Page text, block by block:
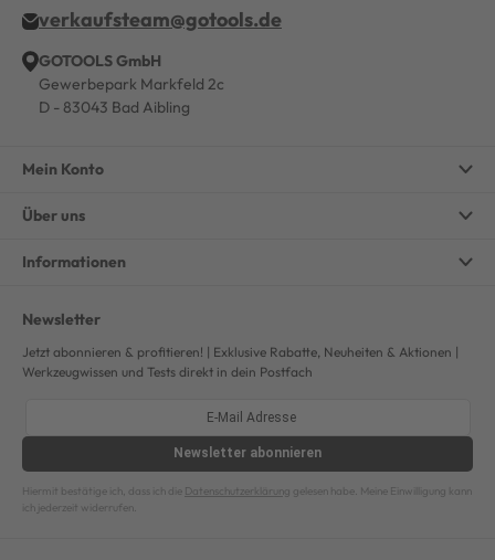
verkaufsteam@gotools.de
GOTOOLS GmbH
Gewerbepark Markfeld 2c
D - 83043 Bad Aibling
Mein Konto
Über uns
Informationen
Newsletter
Jetzt abonnieren & profitieren! | Exklusive Rabatte, Neuheiten & Aktionen |
Werkzeugwissen und Tests direkt in dein Postfach
Newsletter abonnieren
Hiermit bestätige ich, dass ich die Datenschutzerklärung gelesen habe. Meine Einwilligung kann
ich jederzeit widerrufen.